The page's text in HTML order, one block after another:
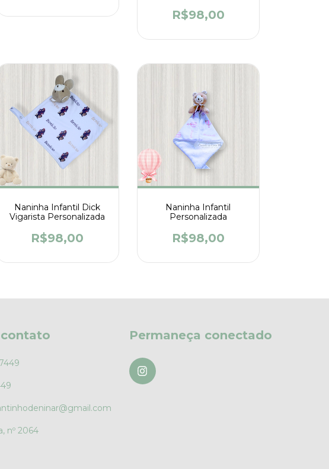
R$98,00
Naninha Infantil Dick
Vigarista Personalizada
R$98,00
Naninha Infantil
Personalizada
R$98,00
nº 2064
Permaneça conectado